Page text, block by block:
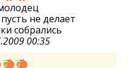
не делает
собрались
00:35